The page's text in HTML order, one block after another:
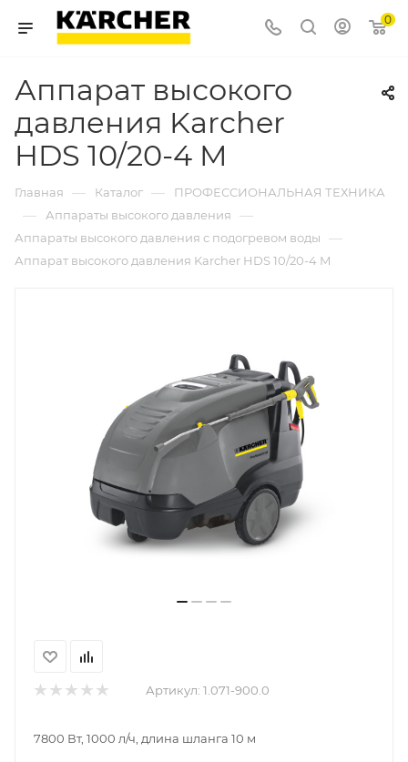
0
Аппарат высокого
давления Karcher
HDS 10/20-4 M
Главная — Каталог — ПРОФЕССИОНАЛЬНАЯ ТЕХНИКА
— Аппараты высокого давления —
Аппараты высокого давления с подогревом воды —
Аппарат высокого давления Karcher HDS 10/20-4 M
Артикул: 1.071-900.0
7800 Вт, 1000 л/ч, длина шланга 10 м